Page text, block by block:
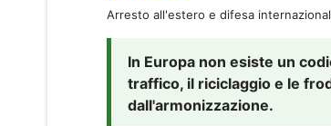
Arresto all'estero e difesa
In Europa non esiste un
traffico, il riciclaggio e le
dall'armonizzazione.